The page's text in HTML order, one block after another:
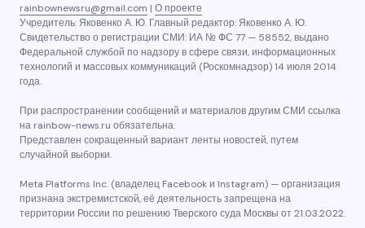
rainbownewsru@gmail.com | О проекте
Учредитель: Яковенко А. Ю. Главный редактор: Яковенко А. Ю.
Свидетельство о регистрации СМИ: ИА № ФС 77 — 58552, выдано
Федеральной службой по надзору в сфере связи, информационных
технологий и массовых коммуникаций (Роскомнадзор) 14 июля 2014
года.
При распространении сообщений и материалов другим СМИ ссылка
на rainbow-news.ru обязательна.
Представлен сокращенный вариант ленты новостей, путем
случайной выборки.
Meta Platforms Inc. (владелец Facebook и Instagram) — организация
признана экстремистской, её деятельность запрещена на
территории России по решению Тверского суда Москвы от 21.03.2022.